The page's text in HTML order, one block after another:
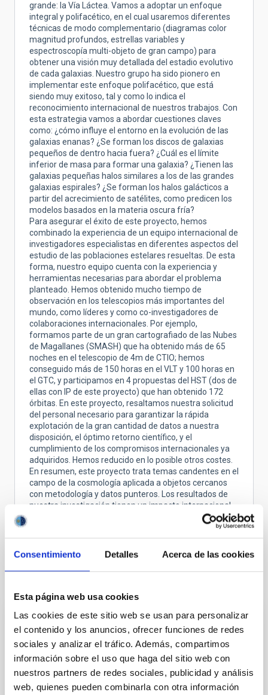
Consentimiento Detalles Acerca de las cookies
Esta página web usa cookies
Las cookies de este sitio web se usan para personalizar
el contenido y los anuncios, ofrecer funciones de redes
sociales y analizar el tráfico. Además, compartimos
información sobre el uso que haga del sitio web con
nuestros partners de redes sociales, publicidad y análisis
web, quienes pueden combinarla con otra información
grande: la Vía Láctea. Vamos a adoptar un enfoque
integral y polifacético, en el cual usaremos diferentes
técnicas de modo complementario (diagramas color
magnitud profundos, estrellas variables y
espectroscopía multi-objeto de gran campo) para
obtener una visión muy detallada del estadio evolutivo
de cada galaxias. Nuestro grupo ha sido pionero en
implementar este enfoque polifacético, que está
siendo muy exitoso, tal y como lo indica el
reconocimiento internacional de nuestros trabajos. Con
esta estrategia vamos a abordar cuestiones claves
como: ¿cómo influye el entorno en la evolución de las
galaxias enanas? ¿Se forman los discos de galaxias
pequeños de dentro hacia fuera? ¿Cuál es el límite
inferior de masa para formar una galaxia? ¿Tienen las
galaxias pequeñas halos similares a los de las grandes
galaxias espirales? ¿Se forman los halos galácticos a
partir del acrecimiento de satélites, como predicen los
modelos basados en la materia oscura fría?
Para asegurar el éxito de este proyecto, hemos
combinado la experiencia de un equipo internacional de
investigadores especialistas en diferentes aspectos del
estudio de las poblaciones estelares resueltas. De esta
forma, nuestro equipo cuenta con la experiencia y
herramientas necesarias para abordar el problema
planteado. Hemos obtenido mucho tiempo de
observación en los telescopios más importantes del
mundo, como líderes y como co-investigadores de
colaboraciones internacionales. Por ejemplo,
formamos parte de un gran cartografiado de las Nubes
de Magallanes (SMASH) que ha obtenido más de 65
noches en el telescopio de 4m de CTIO; hemos
conseguido más de 150 horas en el VLT y 100 horas en
el GTC, y participamos en 4 propuestas del HST (dos de
ellas con IP de este proyecto) que han obtenido 172
órbitas. En este proyecto, resaltamos nuestra solicitud
del personal necesario para garantizar la rápida
explotación de la gran cantidad de datos a nuestra
disposición, el óptimo retorno científico, y el
cumplimiento de los compromisos internacionales ya
adquiridos. Hemos reducido en lo posible otros costes.
En resumen, este proyecto trata temas candentes en el
campo de la cosmología aplicada a objetos cercanos
con metodología y datos punteros. Los resultados de
nuestra investigación tienen un impacto internacional
asegurado, y contribuirán sin duda a la excelencia
Evolución Galáctica en el Grupo Local
La formación y evolución de galaxias es un problema
fundamental en Astrofísica. Su estudio requiere
“viajar atrás en el tiempo”, para lo cual hay dos
enfoques complementarios. El mas extendido